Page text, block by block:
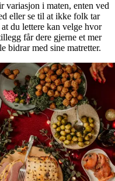
variasjon i maten, enten ved
eller se til at ikke folk tar
du lettere kan velge hvor
får dere gjerne et mer
bidrar med sine matretter.